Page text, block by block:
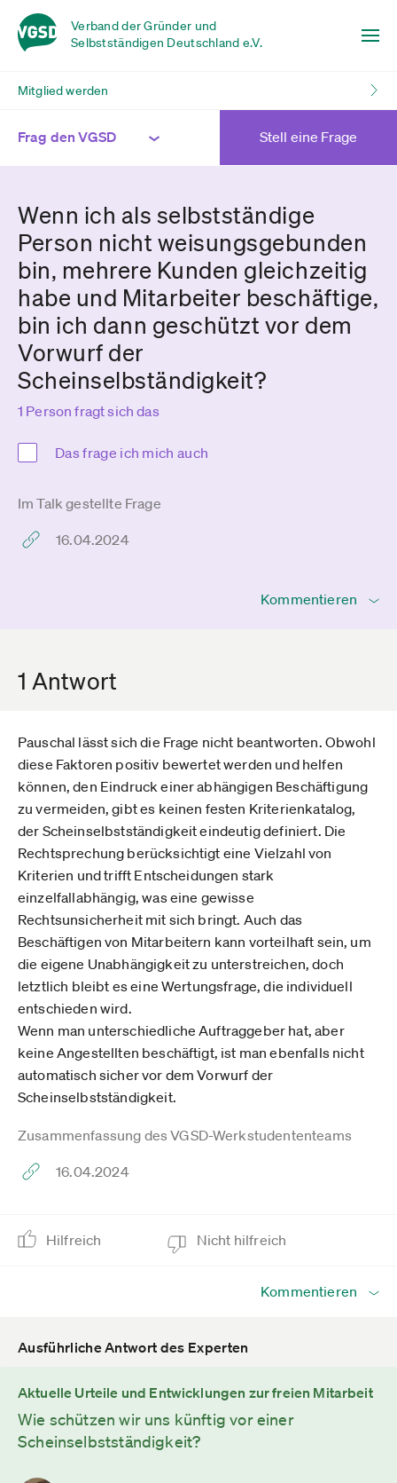
Verband der Gründer und
Selbstständigen Deutschland e.V.
Mitglied werden
Frag den VGSD Stell eine Frage
Wenn ich als selbstständige
Person nicht weisungsgebunden
bin, mehrere Kunden gleichzeitig
habe und Mitarbeiter beschäftige,
bin ich dann geschützt vor dem
Vorwurf der
Scheinselbständigkeit?
1 Person fragt sich das
Das frage ich mich auch
Im Talk gestellte Frage
16.04.2024
Kommentieren
1 Antwort
Pauschal lässt sich die Frage nicht beantworten. Obwohl
diese Faktoren positiv bewertet werden und helfen
können, den Eindruck einer abhängigen Beschäftigung
zu vermeiden, gibt es keinen festen Kriterienkatalog,
der Scheinselbstständigkeit eindeutig definiert. Die
Rechtsprechung berücksichtigt eine Vielzahl von
Kriterien und trifft Entscheidungen stark
einzelfallabhängig, was eine gewisse
Rechtsunsicherheit mit sich bringt. Auch das
Beschäftigen von Mitarbeitern kann vorteilhaft sein, um
die eigene Unabhängigkeit zu unterstreichen, doch
letztlich bleibt es eine Wertungsfrage, die individuell
entschieden wird.
Wenn man unterschiedliche Auftraggeber hat, aber
keine Angestellten beschäftigt, ist man ebenfalls nicht
automatisch sicher vor dem Vorwurf der
Scheinselbstständigkeit.
Zusammenfassung des VGSD-Werkstudententeams
16.04.2024
Hilfreich Nicht hilfreich
Kommentieren
Ausführliche Antwort des Experten
Aktuelle Urteile und Entwicklungen zur freien Mitarbeit
Wie schützen wir uns künftig vor einer
Scheinselbstständigkeit?